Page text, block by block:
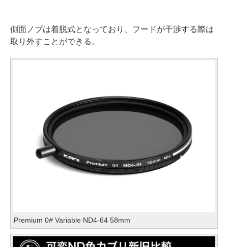
側面ノブは着脱式となっており、フードが干渉する際は
取り外すことができる。
Premium 0# Variable ND4-64 58mm